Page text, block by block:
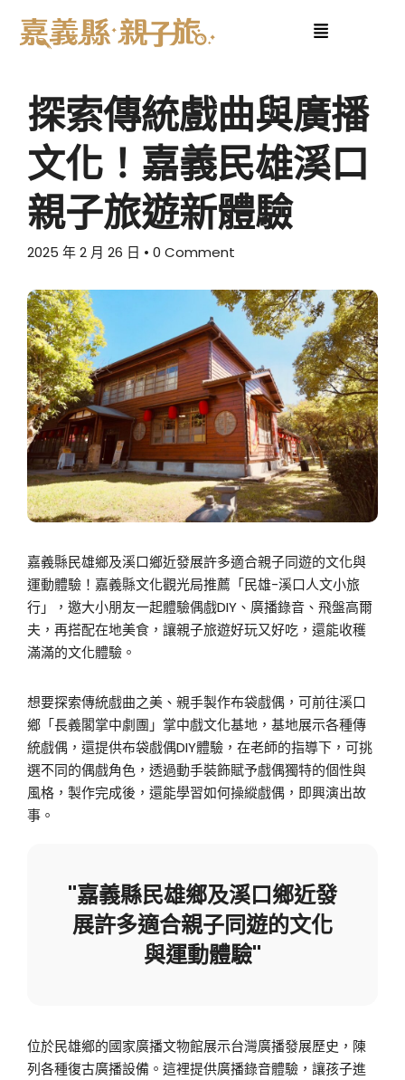
探索傳統戲曲與廣播
文化！嘉義民雄溪口
親子旅遊新體驗
2025 年 2 月 26 日 • 0 Comment
"嘉義縣民雄鄉及溪口鄉近發
展許多適合親子同遊的文化
與運動體驗"
嘉義縣民雄鄉及溪口鄉近發展許多適合親子同遊的文化與
運動體驗！嘉義縣文化觀光局推薦「民雄-溪口人文小旅
行」，邀大小朋友一起體驗偶戲DIY、廣播錄音、飛盤高爾
夫，再搭配在地美食，讓親子旅遊好玩又好吃，還能收穫
滿滿的文化體驗。
想要探索傳統戲曲之美、親手製作布袋戲偶，可前往溪口
鄉「長義閣掌中劇團」掌中戲文化基地，基地展示各種傳
統戲偶，還提供布袋戲偶DIY體驗，在老師的指導下，可挑
選不同的偶戲角色，透過動手裝飾賦予戲偶獨特的個性與
風格，製作完成後，還能學習如何操縱戲偶，即興演出故
事。
位於民雄鄉的國家廣播文物館展示台灣廣播發展歷史，陳
列各種復古廣播設備。這裡提供廣播錄音體驗，讓孩子進